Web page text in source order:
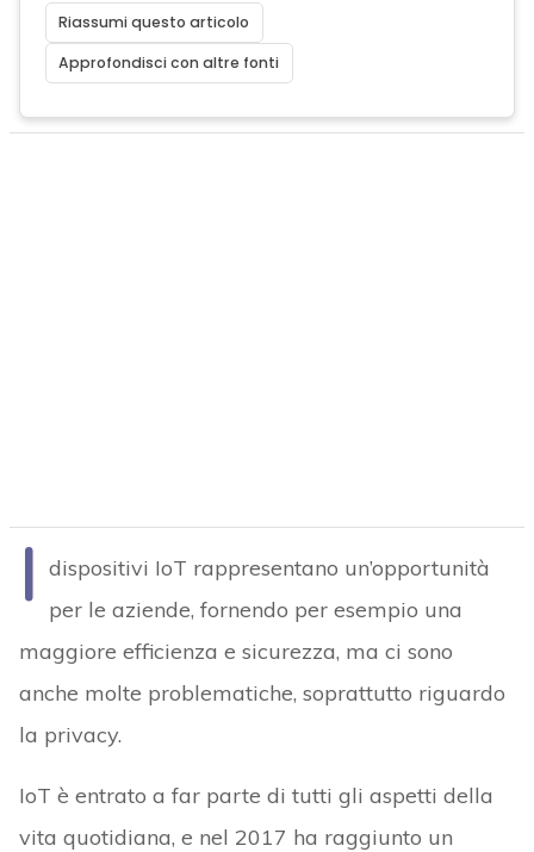
Riassumi questo articolo
Approfondisci con altre fonti
I dispositivi IoT rappresentano un’opportunità
per le aziende, fornendo per esempio una
maggiore efficienza e sicurezza, ma ci sono
anche molte problematiche, soprattutto riguardo
la privacy.
IoT è entrato a far parte di tutti gli aspetti della
vita quotidiana, e nel 2017 ha raggiunto un